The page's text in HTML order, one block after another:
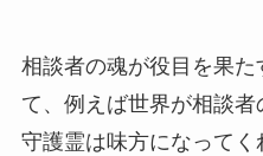
相談者の魂が役目を果
て、例えば世界が相談者
守護霊は味方になってく